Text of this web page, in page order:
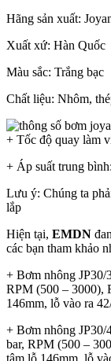
Hãng sản xuất:
Xuất xứ: Hàn Quốc
Màu sắc: Trắng bạc
Chất liệu: Nhôm,
+ Tốc độ quay làm
+ Áp suất trung
Lưu ý: Chúng ta
lắp
Hiện tại, EMDN
các bạn tham khảo
+ Bơm nhông JP30/
RPM (500 – 3000),
146mm, lỗ vào ra
+ Bơm nhông
bar, RPM (500 –
tâm lỗ 146mm, lỗ